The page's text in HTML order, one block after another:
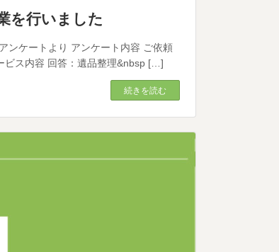
を行いました
ンケートより アンケート内容 ご依頼
ビス内容 回答：遺品整理&nbsp […]
続きを読む